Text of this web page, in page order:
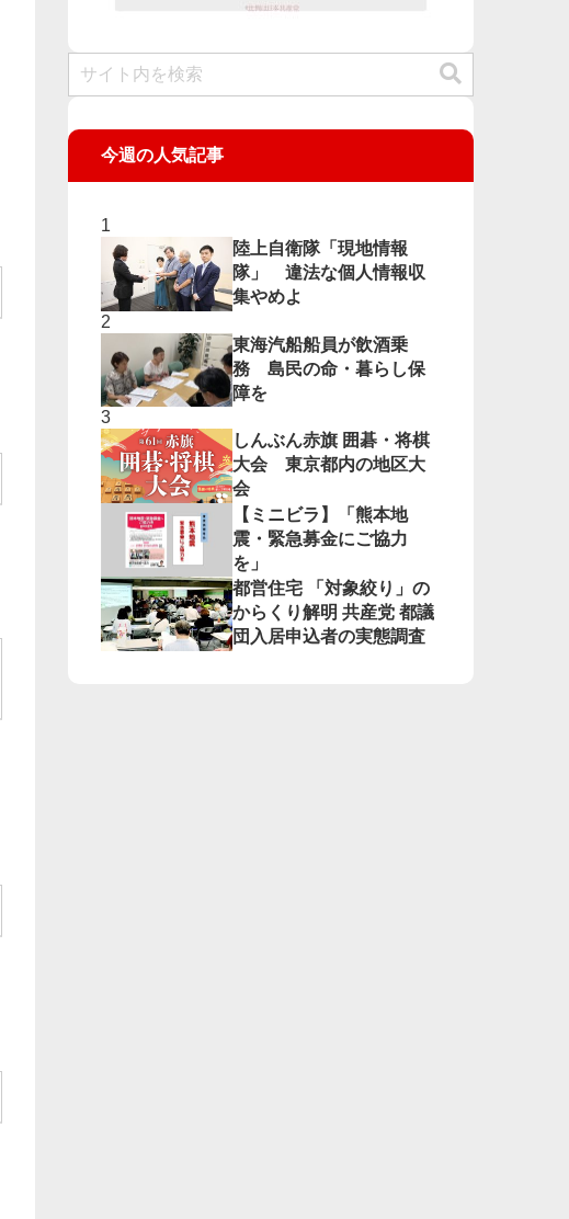
今週の人気記事
陸上自衛隊「現地情報
隊」 違法な個人情報収
集やめよ
東海汽船船員が飲酒乗
務 島民の命・暮らし保
障を
しんぶん赤旗 囲碁・将棋
大会 東京都内の地区大
会
【ミニビラ】「熊本地
震・緊急募金にご協力
を」
都営住宅 「対象絞り」の
からくり解明 共産党 都議
団入居申込者の実態調査